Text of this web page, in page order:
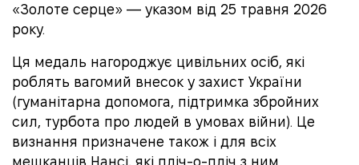
«Золоте серце» — указом від 25 травня 2026
року.
Ця медаль нагороджує цивільних осіб, які
роблять вагомий внесок у захист України
(гуманітарна допомога, підтримка збройних
сил, турбота про людей в умовах війни). Це
визнання призначене також і для всіх
мешканців Нансі, які пліч-о-пліч з ним